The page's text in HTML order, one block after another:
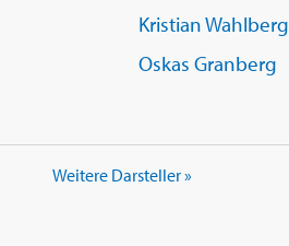
Kristian Wahlberg
Oskas Granberg
Weitere Darsteller »